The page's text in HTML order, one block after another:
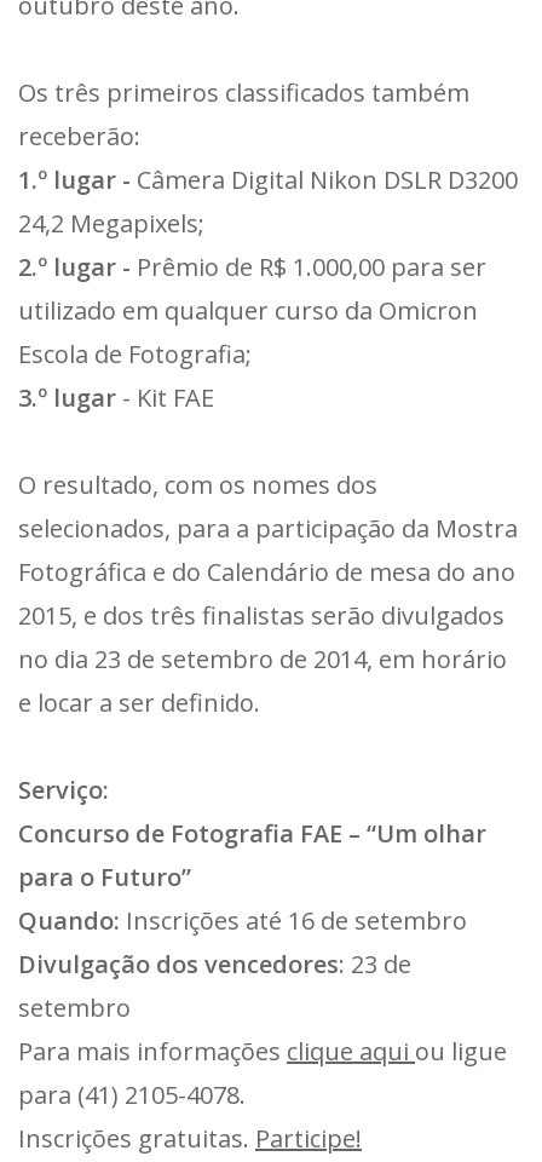
Os três primeiros classificados também
receberão:
1.º lugar - Câmera Digital Nikon DSLR D3200
24,2 Megapixels;
2.º lugar - Prêmio de R$ 1.000,00 para ser
utilizado em qualquer curso da Omicron
Escola de Fotografia;
3.º lugar - Kit FAE
O resultado, com os nomes dos
selecionados, para a participação da Mostra
Fotográfica e do Calendário de mesa do ano
2015, e dos três finalistas serão divulgados
no dia 23 de setembro de 2014, em horário
e locar a ser definido.
Serviço:
Concurso de Fotografia FAE – “Um olhar
para o Futuro”
Quando: Inscrições até 16 de setembro
Divulgação dos vencedores: 23 de
setembro
Para mais informações clique aqui ou ligue
para (41) 2105-4078.
Inscrições gratuitas. Participe!